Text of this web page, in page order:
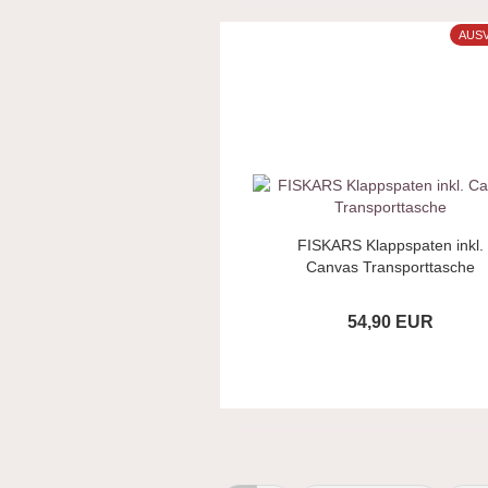
FISKARS Klappspaten inkl.
Canvas Transporttasche
54,90 EUR